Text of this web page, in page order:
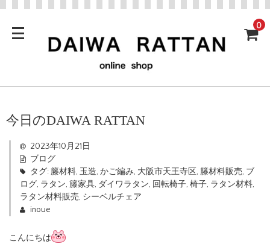
0
今日のDAIWA RATTAN
2023年10月21日
ブログ
タグ:籐材料, 玉造, かご編み, 大阪市天王寺区, 籐材料販売, ブ
ログ, ラタン, 籐家具, ダイワラタン, 回転椅子, 椅子, ラタン材料,
ラタン材料販売, シーベルチェア
inoue
こんにちは